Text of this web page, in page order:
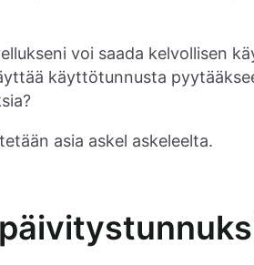
voi saada kelvollisen
käyttötunnusta
asia askel askeleelta.